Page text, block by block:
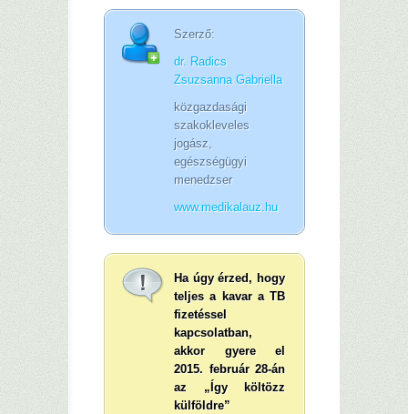
Szerző:
dr. Radics
Zsuzsanna Gabriella
közgazdasági
szakokleveles
jogász,
egészségügyi
menedzser
www.medikalauz.hu
Ha úgy érzed, hogy
teljes a kavar a TB
fizetéssel
kapcsolatban,
akkor gyere el
2015. február 28-án
az „Így költözz
külföldre”